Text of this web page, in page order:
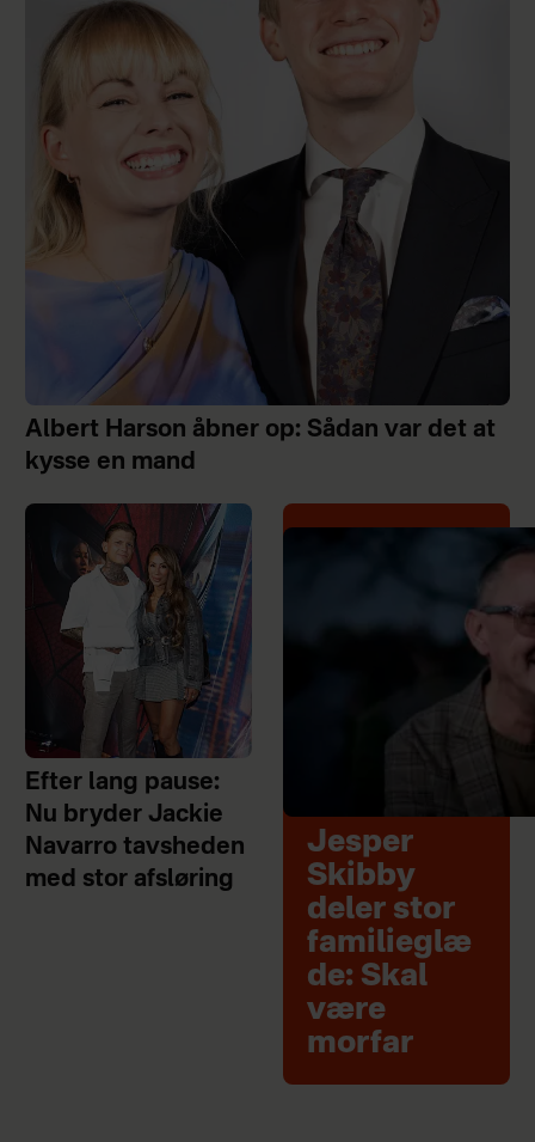
Albert Harson åbner op: Sådan var det at
kysse en mand
Efter lang pause:
Nu bryder Jackie
Navarro tavsheden
med stor afsløring
Jesper
Skibby
deler stor
familieglæ
de: Skal
være
morfar